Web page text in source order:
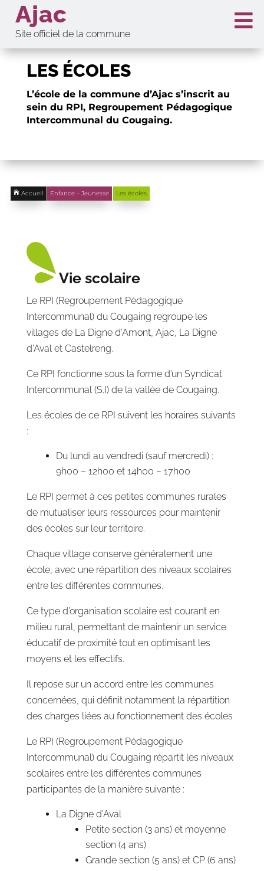
Ajac
Site officiel de la commune

LES ÉCOLES
L’école de la commune d’Ajac s’inscrit au
sein du RPI, Regroupement Pédagogique
Intercommunal du Cougaing.
 Accueil Enfance – Jeunesse Les écoles
Vie scolaire
Le RPI (Regroupement Pédagogique
Intercommunal) du Cougaing regroupe les
villages de La Digne d’Amont, Ajac, La Digne
d’Aval et Castelreng.
Ce RPI fonctionne sous la forme d’un Syndicat
Intercommunal (S.I) de la vallée de Cougaing.
Les écoles de ce RPI suivent les horaires suivants
:
Du lundi au vendredi (sauf mercredi) :
9h00 – 12h00 et 14h00 – 17h00
Le RPI permet à ces petites communes rurales
de mutualiser leurs ressources pour maintenir
des écoles sur leur territoire.
Chaque village conserve généralement une
école, avec une répartition des niveaux scolaires
entre les différentes communes.
Ce type d’organisation scolaire est courant en
milieu rural, permettant de maintenir un service
éducatif de proximité tout en optimisant les
moyens et les effectifs.
Il repose sur un accord entre les communes
concernées, qui définit notamment la répartition
des charges liées au fonctionnement des écoles
Le RPI (Regroupement Pédagogique
Intercommunal) du Cougaing répartit les niveaux
scolaires entre les différentes communes
participantes de la manière suivante :
La Digne d’Aval
Petite section (3 ans) et moyenne
section (4 ans)
Grande section (5 ans) et CP (6 ans)